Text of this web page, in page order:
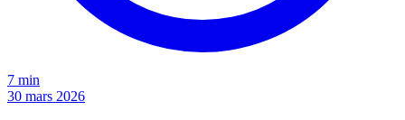
7 min
30 mars 2026